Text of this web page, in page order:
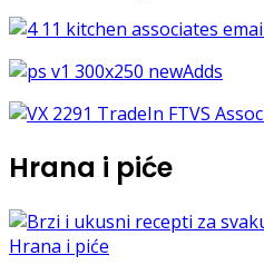
Hrana i piće
Hrana i piće